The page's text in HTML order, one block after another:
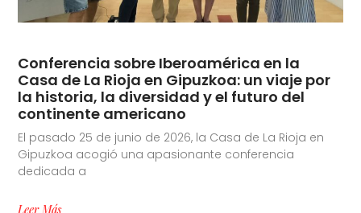
Conferencia sobre Iberoamérica en la
Casa de La Rioja en Gipuzkoa: un viaje por
la historia, la diversidad y el futuro del
continente americano
El pasado 25 de junio de 2026, la Casa de La Rioja en
Gipuzkoa acogió una apasionante conferencia
dedicada a
Leer Más